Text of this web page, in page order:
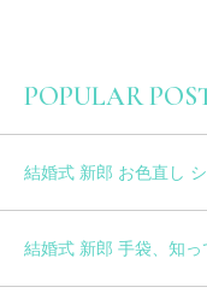
POPULAR
結婚式 新郎 お色直し
結婚式 新郎 手袋、知